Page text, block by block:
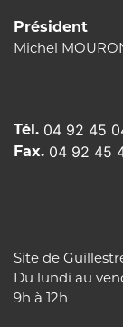
Président
Michel
Tél. 04 92 45
Fax. 04 92 45
Site de
Du lundi au
9h à 12h